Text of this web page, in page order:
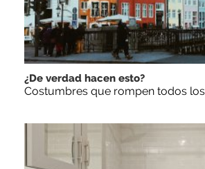
¿De verdad hacen esto?
Costumbres que rompen todos